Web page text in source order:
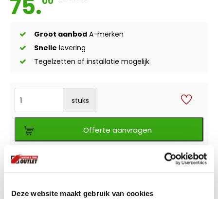
Deze website maakt gebruik van cookies
75.
Groot aanbod A-merken
Snelle levering
Tegelzetten of installatie mogelijk
stuks
Offerte aanvragen
grotere aantallen, vraag gemakkelijk een